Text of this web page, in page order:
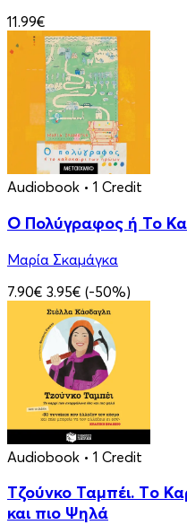
11.99€
Audiobook • 1 Credit
Ο Πολύγραφος ή Το
Μαρία Σκαμάγκα
7.90€ 3.95€ (-50%)
Audiobook • 1 Credit
Τζούνκο Ταμπέι. Tο
και πιο Ψηλά